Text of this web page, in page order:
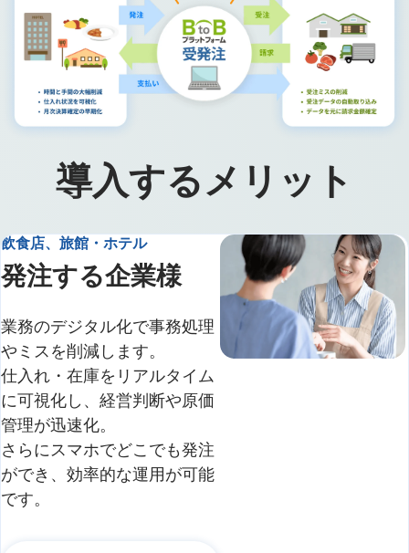
導入するメリット
飲食店、旅館・ホテル
発注する企業様
業務のデジタル化で事務処理
やミスを削減します。
仕入れ・在庫をリアルタイム
に可視化し、経営判断や原価
管理が迅速化。
さらにスマホでどこでも発注
ができ、効率的な運用が可能
です。